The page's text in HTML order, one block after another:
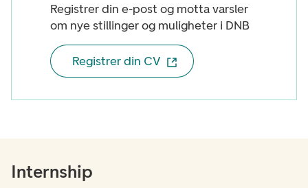
Registrer din e-post og motta varsler
om nye stillinger og muligheter i DNB
Registrer din CV
Internship